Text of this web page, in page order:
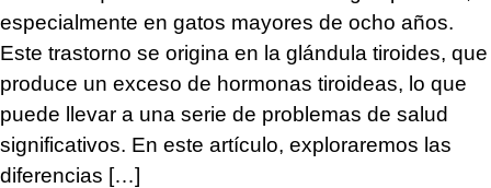
especialmente en gatos mayores de ocho años.
Este trastorno se origina en la glándula tiroides, que
produce un exceso de hormonas tiroideas, lo que
puede llevar a una serie de problemas de salud
significativos. En este artículo, exploraremos las
diferencias […]